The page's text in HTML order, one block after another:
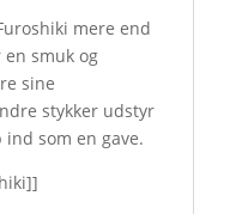
mere end
smuk og
sine
stykker udstyr
som en gave.
]